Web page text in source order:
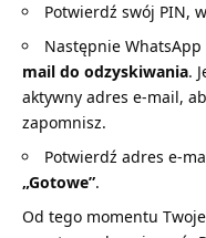
Potwierdź swój PIN,
Następnie
mail do odzyskiwania.
aktywny adres e-mail,
zapomnisz.
Potwierdź adres e-
„Gotowe”.
Od tego momentu